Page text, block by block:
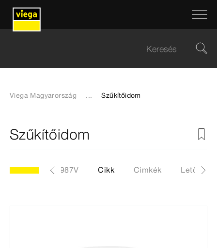
Viega Magyarország ... Szűkítőidom
Szűkítőidom
modellszám 7987V Cikk Cimkék